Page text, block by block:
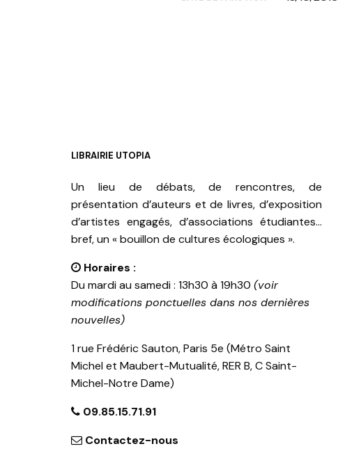
LIBRAIRIE UTOPIA
Un lieu de débats, de rencontres, de
présentation d’auteurs et de livres, d’exposition
d’artistes engagés, d’associations étudiantes…
bref, un « bouillon de cultures écologiques ».
Horaires :
Du mardi au samedi : 13h30 à 19h30 (voir
modifications ponctuelles dans nos dernières
nouvelles)
1 rue Frédéric Sauton, Paris 5e (Métro Saint
Michel et Maubert-Mutualité, RER B, C Saint-
Michel-Notre Dame)
09.85.15.71.91
Contactez-nous